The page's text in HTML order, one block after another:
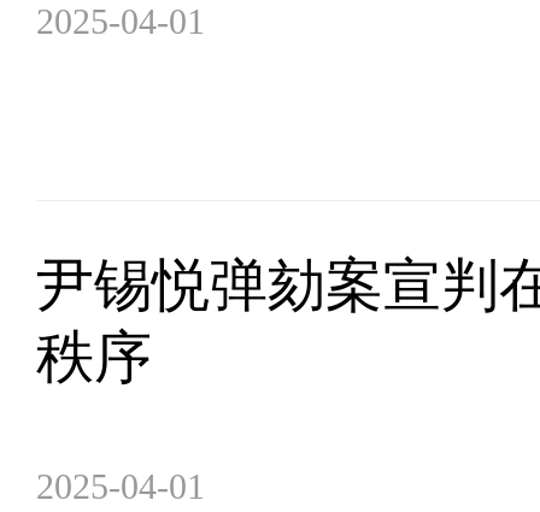
2025-04-01
尹锡悦弹劾案宣判
秩序
2025-04-01